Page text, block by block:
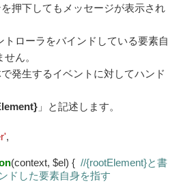
押下してもメッセージが表示され
トローラをバインドしている要素自
ん。
発生するイベントに対してハンド
」と記述します。
,
(context, $el) { //{rootElement}と書
ドした要素自身を指す